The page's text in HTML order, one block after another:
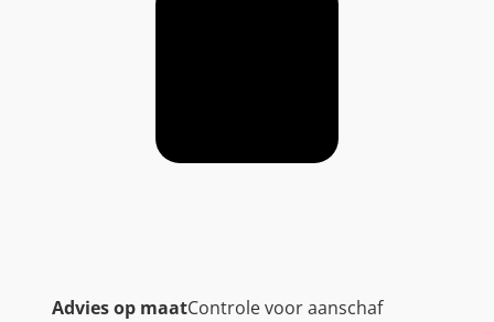
Advies op maatControle voor aanschaf